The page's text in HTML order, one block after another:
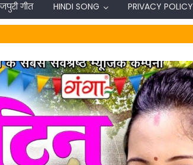
गीत HINDI SONG PRIVACY POLICY